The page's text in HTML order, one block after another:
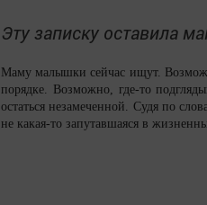
Эту записку оставила
Маму малышки сейчас ищут.
порядке. Возможно, где-то
остаться незамеченной. Судя по
не какая-то запутавшаяся в